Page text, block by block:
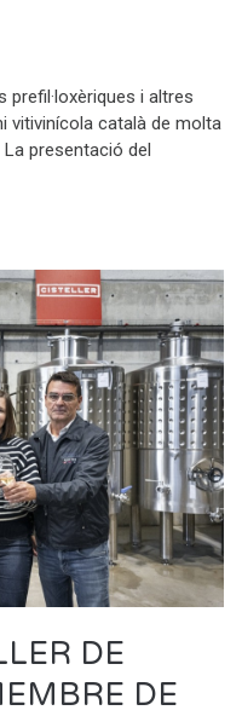
prefil·loxèriques i altres
vitivinícola català de molta
presentació del
DE
DE